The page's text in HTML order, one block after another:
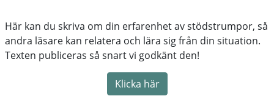
Här kan du skriva om din erfarenhet av stödstrumpor, så
andra läsare kan relatera och lära sig från din situation.
Texten publiceras så snart vi godkänt den!
Klicka här